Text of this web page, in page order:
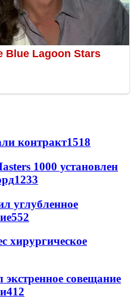
контракт1518
1000 установлен
1233
углубленное
552
хирургическое
совещание
412